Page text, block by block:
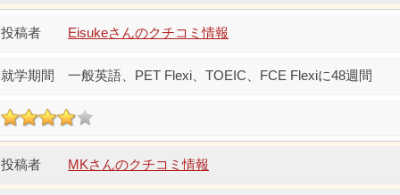
Eisukeさんのクチコミ情報
一般英語、PET Flexi、TOEIC、FCE Flexiに48週間
MKさんのクチコミ情報